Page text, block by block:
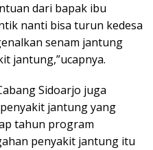
dari bapak ibu
nanti bisa turun kedesa
senam jantung
jantung,”ucapnya.
Sidoarjo juga
jantung yang
tahun program
penyakit jantung itu